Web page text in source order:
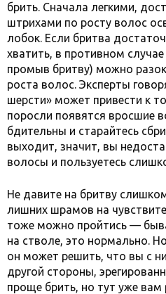
брить. Сначала легкими,
штрихами по росту волос
лобок. Если бритва
хватить, в противном
промыв бритву) можно
роста волос. Эксперты
шерсти» может привести к
поросли появятся вросшие
бдительны и старайтесь
выходит, значит, вы
волосы и пользуетесь
Не давите на бритву
лишних шрамов на
тоже можно пройтись —
на стволе, это нормально.
он может решить, что вы с
другой стороны,
проще брить, но тут уже вам